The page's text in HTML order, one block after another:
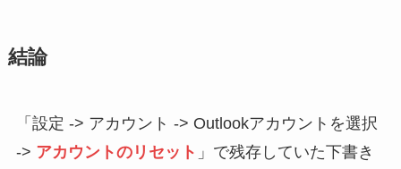
結論
「設定 -> アカウント -> Outlookアカウントを選択
-> アカウントのリセット 」で残存していた下書き